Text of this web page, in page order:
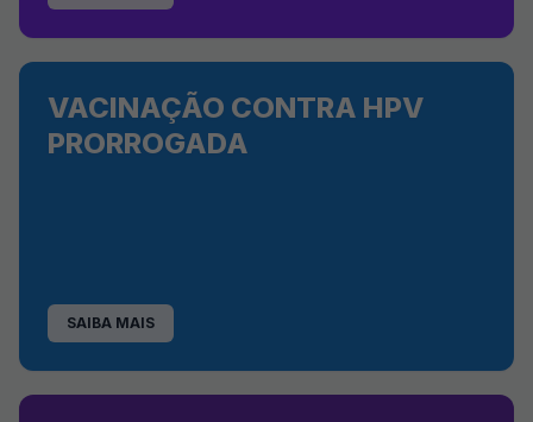
VACINAÇÃO CONTRA HPV
PRORROGADA
SAIBA MAIS